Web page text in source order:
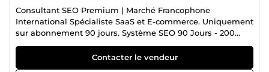
Consultant SEO Premium | Marché Francophone
International Spécialiste SaaS et E-commerce. Uniquement
sur abonnement 90 jours. Système SEO 90 Jours - 200
000F/semaine Je construis votre autorité Google de A à Z.
Inclus: 20 mots-clés ciblés + 8 articles/mois + 15
backlinks/mois + Reporting hebdo + Stratégie Top 10.
Contacter le vendeur